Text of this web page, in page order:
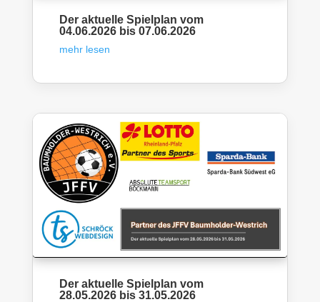
Der aktuelle Spielplan vom
04.06.2026 bis 07.06.2026
mehr lesen
Der aktuelle Spielplan vom
28.05.2026 bis 31.05.2026